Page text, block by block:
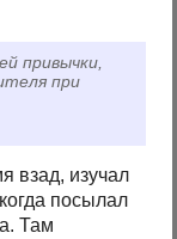
привычки,
при
взад, изучал
посылал
Там